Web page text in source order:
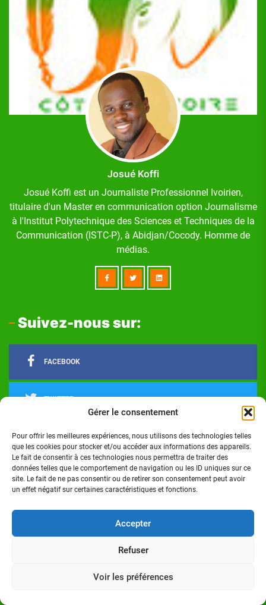
Gérer le consentement
Pour offrir les meilleures expériences, nous utilisons des technologies telles
que les cookies pour stocker et/ou accéder aux informations des appareils.
Le fait de consentir à ces technologies nous permettra de traiter des
données telles que le comportement de navigation ou les ID uniques sur ce
site. Le fait de ne pas consentir ou de retirer son consentement peut avoir
un effet négatif sur certaines caractéristiques et fonctions.
Accepter
Refuser
Voir les préférences
Josué Koffi
Josué Koffi est un Journaliste Professionnel Ivoirien,
titulaire d'un Master en communication option Journalisme
à l'Institut Polytechnique des Sciences et Techniques de la
Communication (ISTC-P), à Abidjan/Cocody. Homme de
médias.
Suivez-nous sur:
FACEBOOK
TWITTER
LINKEDIN
INSTAGRAM
SantéCinéma
Éducation
Football
réservés Côte d'Ivoire Infos